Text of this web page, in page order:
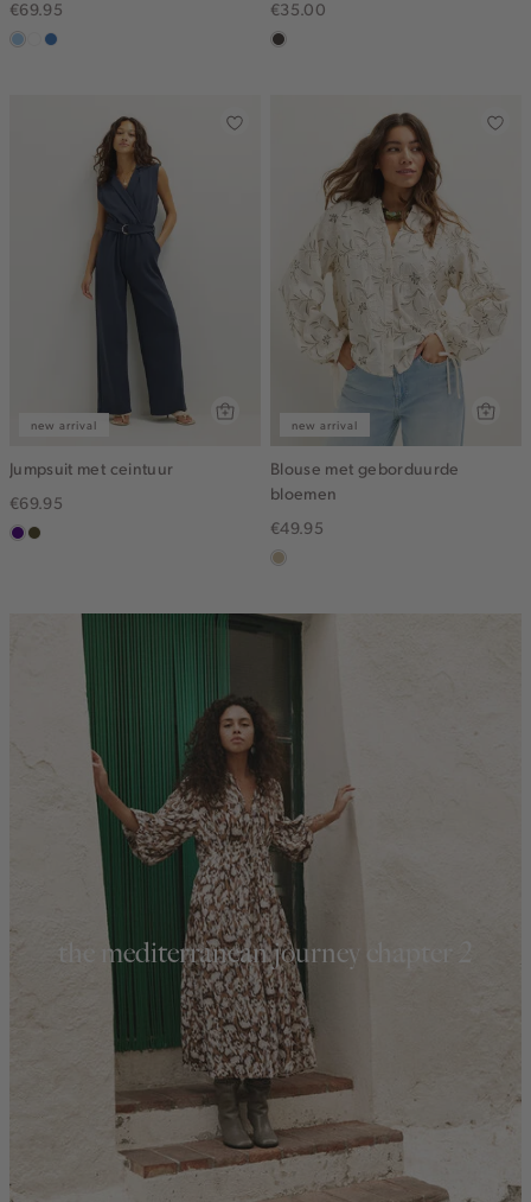
€69.95
blauw,
witblauw,
€35.00
choco
new arrival
Jumpsuit met ceintuur
€69.95
indigogroen,
new arrival
Blouse met geborduurde
bloemen
€49.95
lichtzand
the mediterranean journey chapter 2